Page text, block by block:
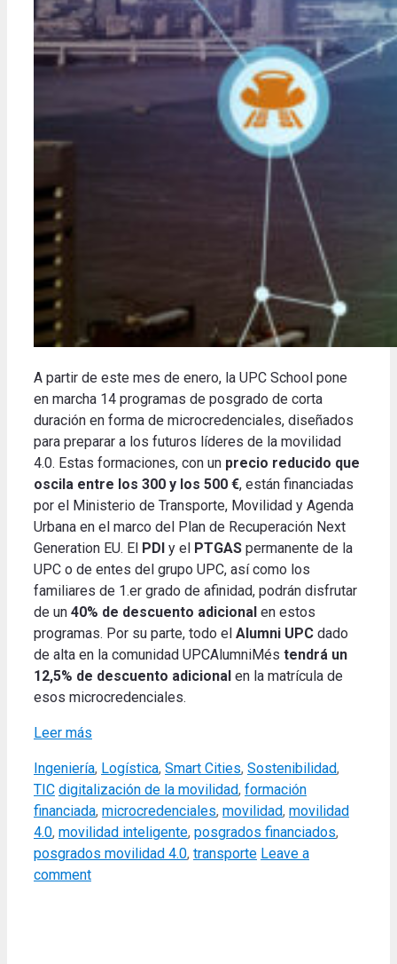
A partir de este mes de enero, la UPC School pone
en marcha 14 programas de posgrado de corta
duración en forma de microcredenciales, diseñados
para preparar a los futuros líderes de la movilidad
4.0. Estas formaciones, con un precio reducido que
oscila entre los 300 y los 500 €, están financiadas
por el Ministerio de Transporte, Movilidad y Agenda
Urbana en el marco del Plan de Recuperación Next
Generation EU. El PDI y el PTGAS permanente de la
UPC o de entes del grupo UPC, así como los
familiares de 1.er grado de afinidad, podrán disfrutar
de un 40% de descuento adicional en estos
programas. Por su parte, todo el Alumni UPC dado
de alta en la comunidad UPCAlumniMés tendrá un
12,5% de descuento adicional en la matrícula de
esos microcredenciales.
Leer más
Categories
Ingeniería, Logística, Smart Cities, Sostenibilidad,
TIC Tags
digitalización de la movilidad, formación
financiada, microcredenciales, movilidad, movilidad
4.0, movilidad inteligente, posgrados financiados,
posgrados movilidad 4.0, transporte Leave a
comment